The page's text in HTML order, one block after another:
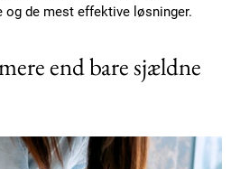
og de mest effektive løsninger.
end bare sjældne